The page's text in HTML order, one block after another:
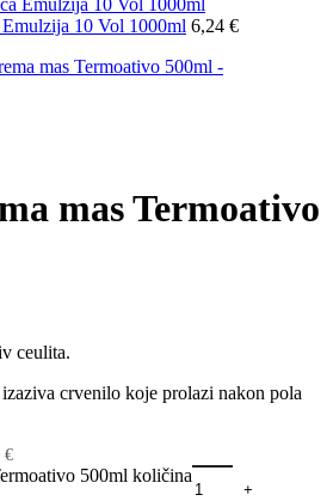
10 Vol 1000ml 6,24 €
mas Termoativo
ceulita.
crvenilo koje prolazi nakon pola
€
500ml količina